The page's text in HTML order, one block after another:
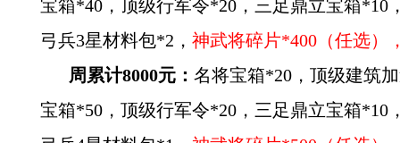
宝箱*40，顶级行军令*20，三足鼎立宝箱*10
弓兵3星材料包*2， 神武将碎片*400（任选）
周累计8000元： 名将宝箱*20，顶级建筑
宝箱*50，顶级行军令*20，三足鼎立宝箱*10